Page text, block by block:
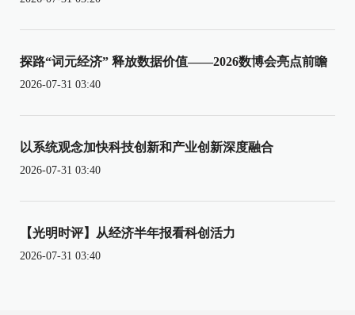
探路“词元经济” 释放数据价值——2026数博会亮点前瞻
2026-07-31 03:40
以系统观念加快科技创新和产业创新深度融合
2026-07-31 03:40
【光明时评】从经济半年报看科创活力
2026-07-31 03:40